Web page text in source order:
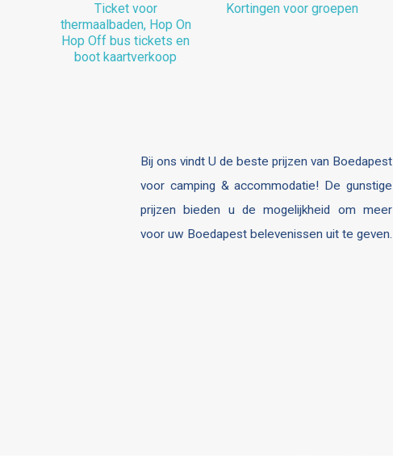
Ticket voor
thermaalbaden, Hop On
Hop Off bus tickets en
boot kaartverkoop
Kortingen voor groepen
Bij ons vindt U de beste prijzen van Boedapest
voor camping & accommodatie! De gunstige
prijzen bieden u de mogelijkheid om meer
voor uw Boedapest belevenissen uit te geven.